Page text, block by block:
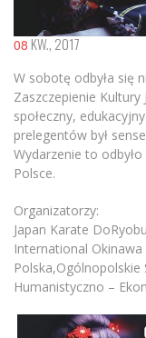
08 KW., 2017
W sobotę odbyła się
Zaszczepienie
społeczny,
prelegentów był
Wydarzenie to
Polsce.
Organizatorzy:
Japan Karate
International
Polska,Ogólnopolskie
Humanistyczno –